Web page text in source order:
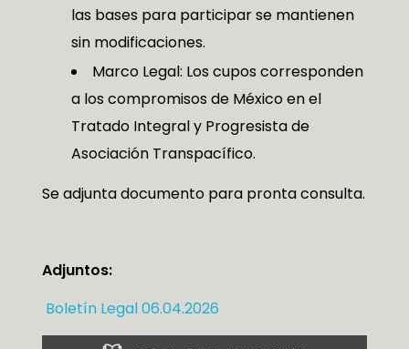
las bases para participar se mantienen
sin modificaciones.
Marco Legal: Los cupos corresponden
a los compromisos de México en el
Tratado Integral y Progresista de
Asociación Transpacífico.
Se adjunta documento para pronta consulta.
Adjuntos:
Boletín Legal 06.04.2026